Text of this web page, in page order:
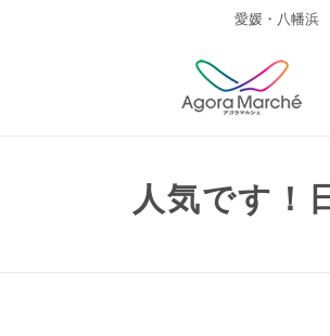
愛媛・八幡浜
人気です！